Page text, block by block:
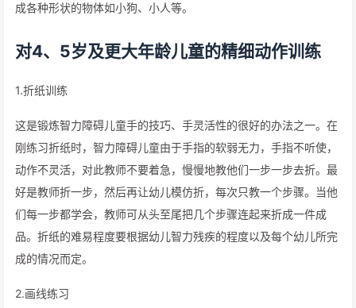
成各种形状的物体如小狗、小人等。
对4、5岁及更大年龄儿童的精细动作训练
1.折纸训练
这是锻炼智力障碍儿童手的技巧、手灵活性的很好的办法之一。在
刚练习折纸时，智力障碍儿童由于手指的软弱无力，手指不听使，
动作不灵活，对此教师不要着急，慢慢地教他们一步一步去折。最
好是教师折一步，然后再让幼儿模仿折，每次只教一个步骤。当他
们每一步都学会，教师可从头至尾把几个步骤连起来折成一件成
品。折纸的难易程度要根据幼儿智力残疾的程度以及每个幼儿所完
成的情况而定。
2.画线练习